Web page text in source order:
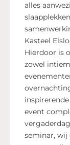
alles
Kasteel
Hierdoor is
zowel
event
seminar, wij